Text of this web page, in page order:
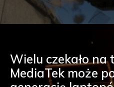
Wielu czekało na
MediaTek może